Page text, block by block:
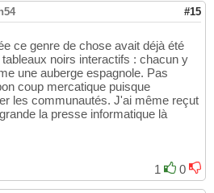
#15
ce genre de chose avait déjà été
noirs interactifs : chacun y
une auberge espagnole. Pas
coup mercatique puisque
les communautés. J'ai même reçut
la presse informatique là
1
0